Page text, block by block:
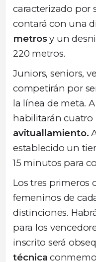
caracterizado por
contará con una
metrosy un
220 metros.
Juniors, seniors,
competirán por
la línea de meta.
habilitarán cuatro
avituallamiento.
establecido un
15 minutos para
Los tres primeros
femeninos de
distinciones.
para los
inscrito será
técnica